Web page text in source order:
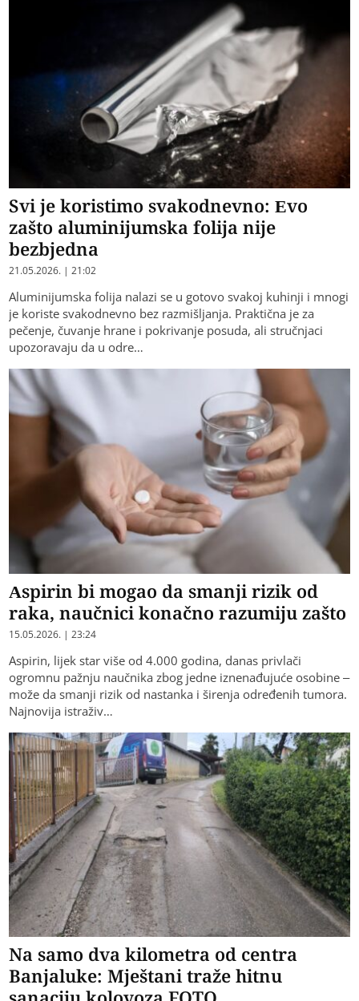
Svi je koristimo svakodnevno: Evo
zašto aluminijumska folija nije
bezbjedna
21.05.2026. | 21:02
Aluminijumska folija nalazi se u gotovo svakoj kuhinji i mnogi
je koriste svakodnevno bez razmišljanja. Praktična je za
pečenje, čuvanje hrane i pokrivanje posuda, ali stručnjaci
upozoravaju da u odre…
Aspirin bi mogao da smanji rizik od
raka, naučnici konačno razumiju zašto
15.05.2026. | 23:24
Aspirin, lijek star više od 4.000 godina, danas privlači
ogromnu pažnju naučnika zbog jedne iznenađujuće osobine –
može da smanji rizik od nastanka i širenja određenih tumora.
Najnovija istraživ…
Na samo dva kilometra od centra
Banjaluke: Mještani traže hitnu